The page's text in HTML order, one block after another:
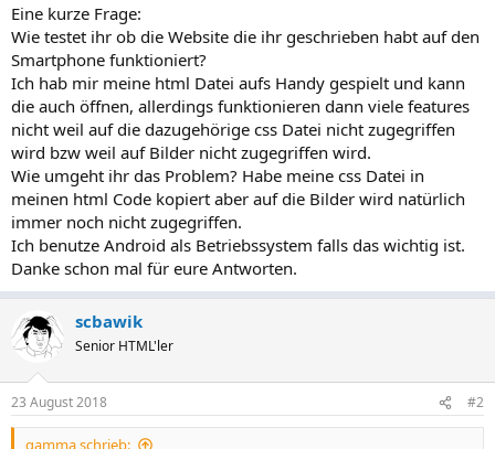
m
e
Eine kurze Frage:
Wie testet ihr ob die Website die ihr geschrieben habt auf den
Smartphone funktioniert?
Ich hab mir meine html Datei aufs Handy gespielt und kann
die auch öffnen, allerdings funktionieren dann viele features
nicht weil auf die dazugehörige css Datei nicht zugegriffen
wird bzw weil auf Bilder nicht zugegriffen wird.
Wie umgeht ihr das Problem? Habe meine css Datei in
meinen html Code kopiert aber auf die Bilder wird natürlich
immer noch nicht zugegriffen.
Ich benutze Android als Betriebssystem falls das wichtig ist.
Danke schon mal für eure Antworten.
scbawik
Senior HTML'ler
23 August 2018 #2
gamma schrieb: